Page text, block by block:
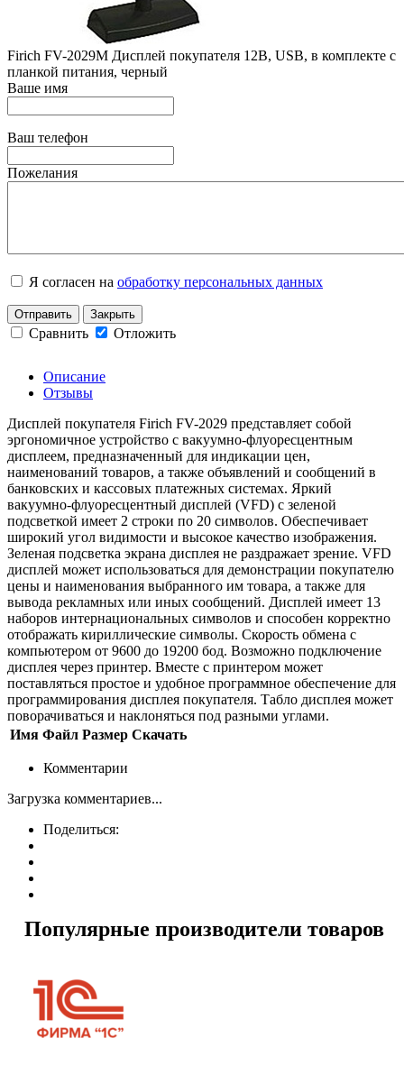
Firich FV-2029M Дисплей покупателя 12B, USB, в комплекте с
планкой питания, черный
Ваше имя
Ваш телефон
Пожелания
Я согласен на обработку персональных данных
Отправить Закрыть
Сравнить Отложить
Описание
Отзывы
Дисплей покупателя Firich FV-2029 представляет собой
эргономичное устройство с вакуумно-флуоресцентным
дисплеем, предназначенный для индикации цен,
наименований товаров, а также объявлений и сообщений в
банковских и кассовых платежных системах. Яркий
вакуумно-флуоресцентный дисплей (VFD) с зеленой
подсветкой имеет 2 строки по 20 символов. Обеспечивает
широкий угол видимости и высокое качество изображения.
Зеленая подсветка экрана дисплея не раздражает зрение. VFD
дисплей может использоваться для демонстрации покупателю
цены и наименования выбранного им товара, а также для
вывода рекламных или иных сообщений. Дисплей имеет 13
наборов интернациональных символов и способен корректно
отображать кириллические символы. Скорость обмена с
компьютером от 9600 до 19200 бод. Возможно подключение
дисплея через принтер. Вместе с принтером может
поставляться простое и удобное программное обеспечение для
программирования дисплея покупателя. Табло дисплея может
поворачиваться и наклоняться под разными углами.
Имя Файл Размер Скачать
Комментарии
Загрузка комментариев...
Поделиться:
Популярные производители товаров